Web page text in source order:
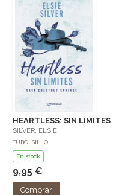
HEARTLESS: SIN LIMITES
SILVER, ELSIE
TUBOLSILLO
En stock
9,95 €
Comprar